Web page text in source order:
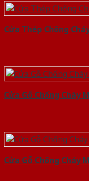
Cửa Thép Chống
Cửa Gỗ Chống Cháy
Cửa Gỗ Chống Cháy